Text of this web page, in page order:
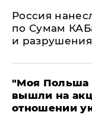
Россия
по Сумам
и разрушения
"Моя Польша
вышли на
отношении